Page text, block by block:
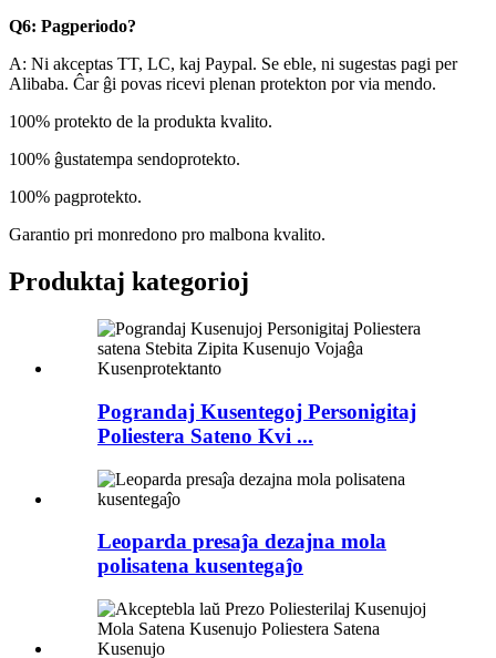
Q6: Pagperiodo?
A: Ni akceptas TT, LC, kaj Paypal. Se eble, ni sugestas pagi per
Alibaba. Ĉar ĝi povas ricevi plenan protekton por via mendo.
100% protekto de la produkta kvalito.
100% ĝustatempa sendoprotekto.
100% pagprotekto.
Garantio pri monredono pro malbona kvalito.
Produktaj kategorioj
Pograndaj Kusentegoj Personigitaj
Poliestera Sateno Kvi ...
Leoparda presaĵa dezajna mola
polisatena kusentegaĵo